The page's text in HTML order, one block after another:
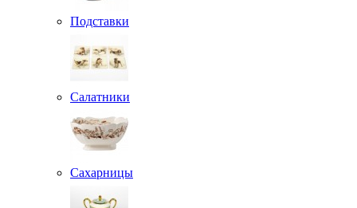
Подставки
Салатники
Сахарницы